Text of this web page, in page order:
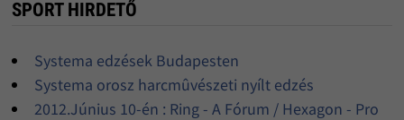
SPORT HIRDETŐ
Systema edzések Budapesten
Systema orosz harcmûvészeti nyílt edzés
2012.Június 10-én : Ring - A Fórum / Hexagon - Pro